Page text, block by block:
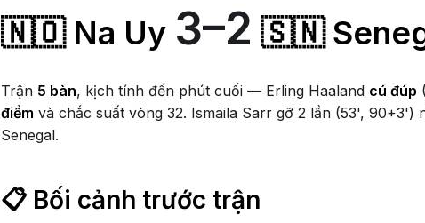
🇳🇴 Na Uy 3–2 🇸🇳
Trận 5 bàn, kịch tính đến phút cuối — Erling Haaland cú đúp
điểm và chắc suất vòng 32. Ismaila Sarr gỡ 2 lần (53', 90+3')
Senegal.
📋 Bối cảnh trước trận